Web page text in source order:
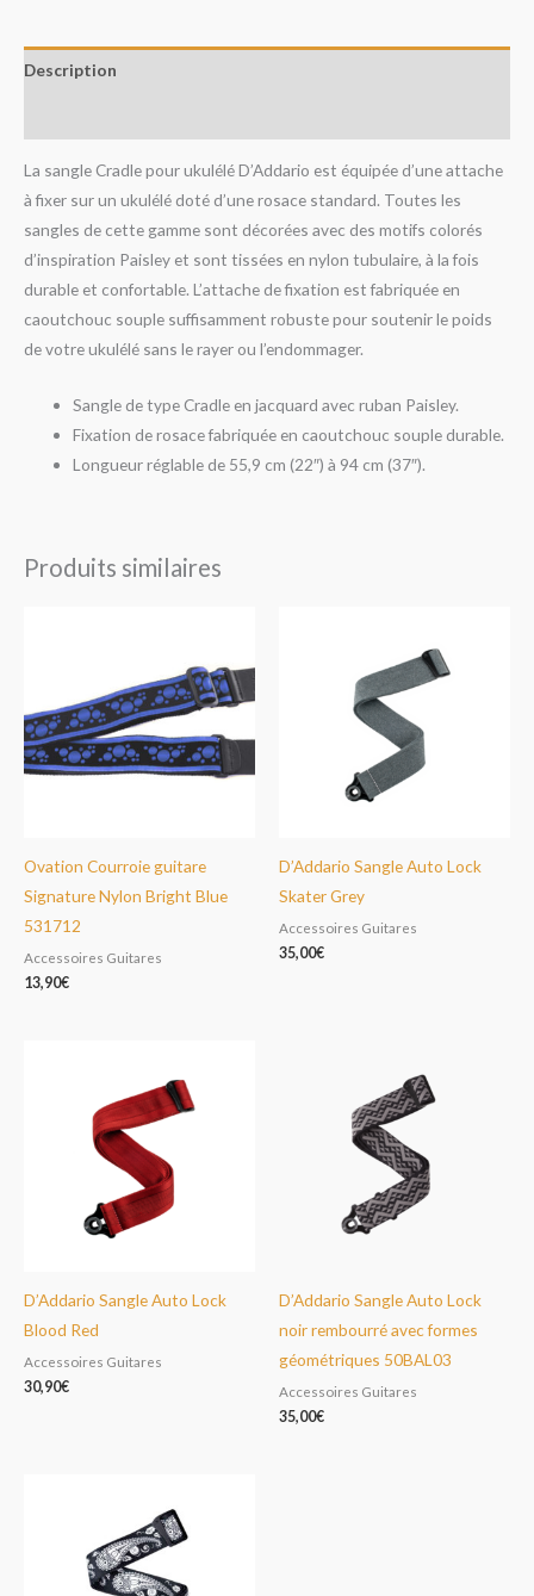
Description
La sangle Cradle pour ukulélé D’Addario est équipée d’une attache
à fixer sur un ukulélé doté d’une rosace standard. Toutes les
sangles de cette gamme sont décorées avec des motifs colorés
d’inspiration Paisley et sont tissées en nylon tubulaire, à la fois
durable et confortable. L’attache de fixation est fabriquée en
caoutchouc souple suffisamment robuste pour soutenir le poids
de votre ukulélé sans le rayer ou l’endommager.
Sangle de type Cradle en jacquard avec ruban Paisley.
Fixation de rosace fabriquée en caoutchouc souple durable.
Longueur réglable de 55,9 cm (22″) à 94 cm (37″).
Produits similaires
Ovation Courroie guitare
Signature Nylon Bright Blue
531712
Accessoires Guitares
13,90€
D’Addario Sangle Auto Lock
Skater Grey
Accessoires Guitares
35,00€
D’Addario Sangle Auto Lock
Blood Red
Accessoires Guitares
30,90€
D’Addario Sangle Auto Lock
noir rembourré avec formes
géométriques 50BAL03
Accessoires Guitares
35,00€